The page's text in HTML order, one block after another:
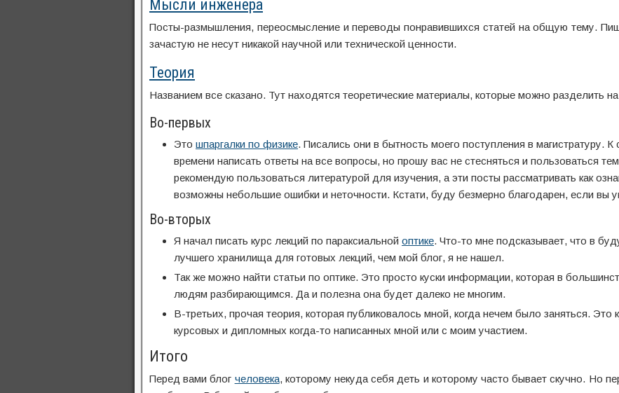
Мысли инженера
Посты-размышления, переосмысление и переводы понравившихся статей на общую тему.
зачастую не несут никакой научной или технической ценности.
Теория
Названием все сказано. Тут находятся теоретические материалы, которые можно разделить
Во-первых
Это шпаргалки по физике. Писались они в бытность моего поступления в магистратуру.
времени написать ответы на все вопросы, но прошу вас не стесняться и пользоваться
рекомендую пользоваться литературой для изучения, а эти посты рассматривать как
возможны небольшие ошибки и неточности. Кстати, буду безмерно благодарен, если вы
Во-вторых
Я начал писать курс лекций по параксиальной оптике. Что-то мне подсказывает, что в
лучшего хранилища для готовых лекций, чем мой блог, я не нашел.
Так же можно найти статьи по оптике. Это просто куски информации, которая в
людям разбирающимся. Да и полезна она будет далеко не многим.
В-третьих, прочая теория, которая публиковалось мной, когда нечем было заняться. Это
курсовых и дипломных когда-то написанных мной или с моим участием.
Итого
Перед вами блог человека, которому некуда себя деть и которому часто бывает скучно. Но